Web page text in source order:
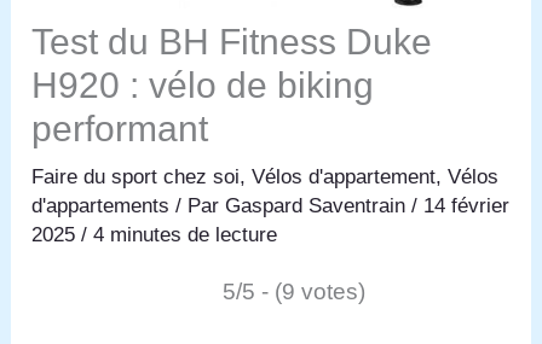
Test du BH Fitness Duke
H920 : vélo de biking
performant
Faire du sport chez soi,Vélos d'appartement,Vélos
d'appartements / ParGaspard Saventrain/ 14 février
2025/4 minutes de lecture
5/5 - (9 votes)